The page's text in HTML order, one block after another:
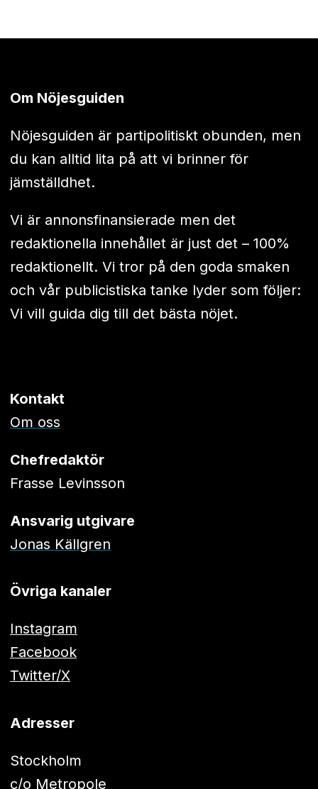
Om Nöjesguiden
Nöjesguiden är partipolitiskt obunden, men
du kan alltid lita på att vi brinner för
jämställdhet.
Vi är annonsfinansierade men det
redaktionella innehållet är just det – 100%
redaktionellt. Vi tror på den goda smaken
och vår publicistiska tanke lyder som följer:
Vi vill guida dig till det bästa nöjet.
Kontakt
Om oss
Chefredaktör
Frasse Levinsson
Ansvarig utgivare
Jonas Källgren
Övriga kanaler
Instagram
Facebook
Twitter/X
Adresser
Stockholm
c/o Metropole